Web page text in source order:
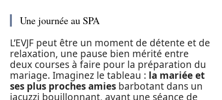
Une journée au SPA
L’EVJF peut être un moment de détente et de
relaxation, une pause bien mérité entre
deux courses à faire pour la préparation du
mariage. Imaginez le tableau : la mariée et
ses plus proches amies barbotant dans un
jacuzzi bouillonnant, avant une séance de